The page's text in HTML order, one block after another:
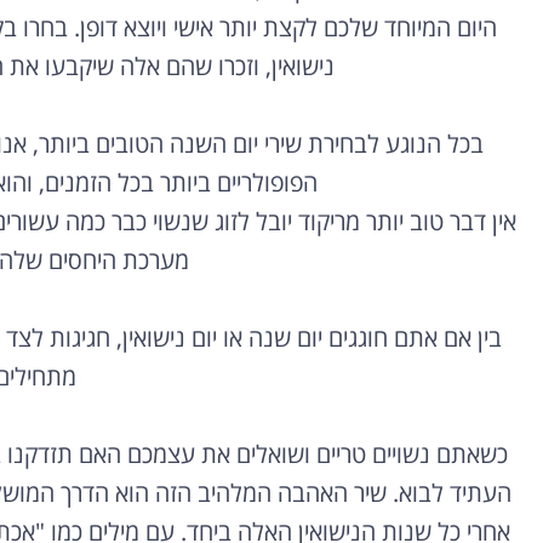
היום המיוחד שלכם לקצת יותר אישי ויוצא דופן.
נישואין, וזכרו שהם אלה שיקבעו
בכל הנוגע לבחירת שירי יום השנה הטובים ביותר,
הפופולריים ביותר בכל הזמנים,
אין דבר טוב יותר מריקוד יובל לזוג שנשוי כבר כמה
מערכת היחסים שלהם
בין אם אתם חוגגים יום שנה או יום נישואין, חגיגות
כשאתם נשויים טריים ושואלים את עצמכם האם תזדקנו
העתיד לבוא. שיר האהבה המלהיב הזה הוא הדרך
אחרי כל שנות הנישואין האלה ביחד. עם מילים כמו